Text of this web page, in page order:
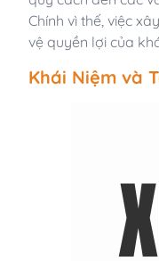
Chính vì thế, việc
vệ quyền lợi của
Khái Niệm và